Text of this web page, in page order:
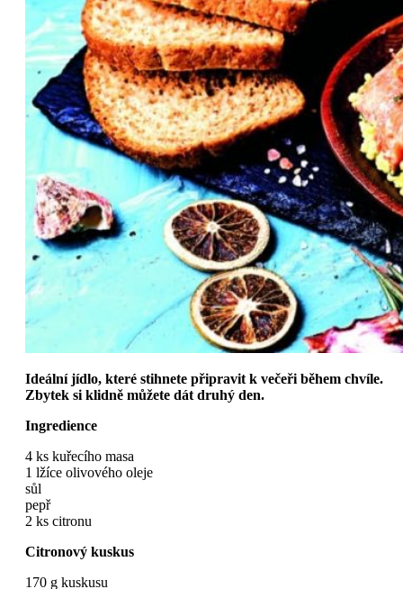
Ideální jídlo, které stihnete připravit k večeři během chvíle.
Zbytek si klidně můžete dát druhý den.
Ingredience
4 ks kuřecího masa
1 lžíce olivového oleje
sůl
pepř
2 ks citronu
Citronový kuskus
170 g kuskusu